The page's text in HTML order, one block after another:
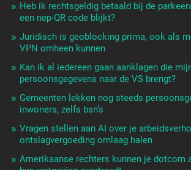
Heb ik rechtsgeldig betaald bij de
een nep-QR code blijkt?
Juridisch is geoblocking prima, ook als
VPN omheen kunnen
Kan ik al iedereen gaan aanklagen die
persoonsgegevens naar de VS brengt?
Gemeenten lekken nog steeds
inwoners, zelfs bsn’s
Vragen stellen aan AI over je
ontslagvergoeding omlaag halen
Amerikaanse rechters kunnen je dotcom